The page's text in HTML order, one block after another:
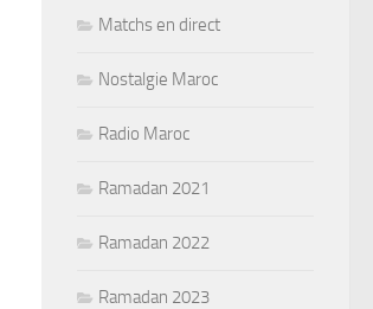
Matchs en direct
Nostalgie Maroc
Radio Maroc
Ramadan 2021
Ramadan 2022
Ramadan 2023